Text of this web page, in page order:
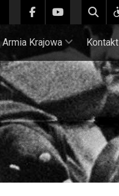
Armia Krajowa Kontakt